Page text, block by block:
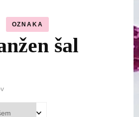
OZNAKA
šal
Razvrščeno
datumu